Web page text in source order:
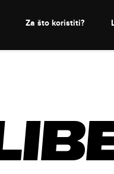
Za što koristiti?